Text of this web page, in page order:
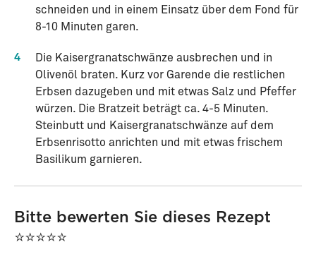
schneiden und in einem Einsatz über dem Fond für
8-10 Minuten garen.
4
Die Kaisergranatschwänze ausbrechen und in
Olivenöl braten. Kurz vor Garende die restlichen
Erbsen dazugeben und mit etwas Salz und Pfeffer
würzen. Die Bratzeit beträgt ca. 4-5 Minuten.
Steinbutt und Kaisergranatschwänze auf dem
Erbsenrisotto anrichten und mit etwas frischem
Basilikum garnieren.
Bitte bewerten Sie dieses Rezept
⭐⭐⭐⭐⭐